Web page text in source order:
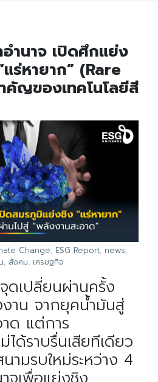
อำนาจ เปิดศึกแย่ง
ร่หายาก” (Rare
คัญของเทคโนโลยีสี
Change, ESG Report, news,
, สังคม, เศรษฐกิจ
ดเปลี่ยนผ่านครั้ง
าน จากยุคน้ำมันสู่
ด แต่การ
ได้ราบรื่นเสียทีเดียว
ามรบใหม่ระหว่าง 4